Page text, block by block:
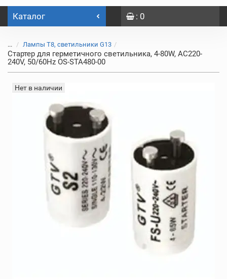
Каталог : 0
... Лампы Т8, светильники G13
Стартер для герметичного светильника, 4-80W, AC220-
240V, 50/60Hz OS-STA480-00
Нет в наличии